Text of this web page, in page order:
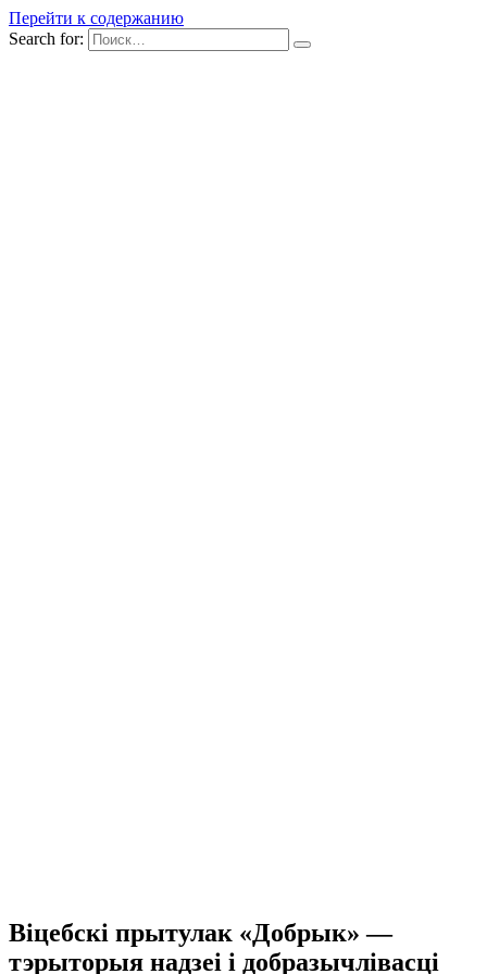
Перейти к содержанию
Search for:
Віцебскі прытулак «‎Добрык»‎ —
тэрыторыя надзеі і добразычлівасці